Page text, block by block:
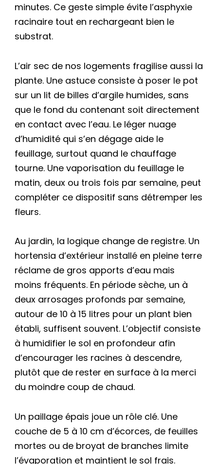
minutes. Ce geste simple évite l’asphyxie
racinaire tout en rechargeant bien le
substrat.
L’air sec de nos logements fragilise aussi la
plante. Une astuce consiste à poser le pot
sur un lit de billes d’argile humides, sans
que le fond du contenant soit directement
en contact avec l’eau. Le léger nuage
d’humidité qui s’en dégage aide le
feuillage, surtout quand le chauffage
tourne. Une vaporisation du feuillage le
matin, deux ou trois fois par semaine, peut
compléter ce dispositif sans détremper les
fleurs.
Au jardin, la logique change de registre. Un
hortensia d’extérieur installé en pleine terre
réclame de gros apports d’eau mais
moins fréquents. En période sèche, un à
deux arrosages profonds par semaine,
autour de 10 à 15 litres pour un plant bien
établi, suffisent souvent. L’objectif consiste
à humidifier le sol en profondeur afin
d’encourager les racines à descendre,
plutôt que de rester en surface à la merci
du moindre coup de chaud.
Un paillage épais joue un rôle clé. Une
couche de 5 à 10 cm d’écorces, de feuilles
mortes ou de broyat de branches limite
l’évaporation et maintient le sol frais.